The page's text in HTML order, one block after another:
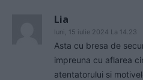
Lia
luni, 15 iulie 2024 La 14.23
Asta cu bresa de
impreuna cu aflarea
atentatorului si